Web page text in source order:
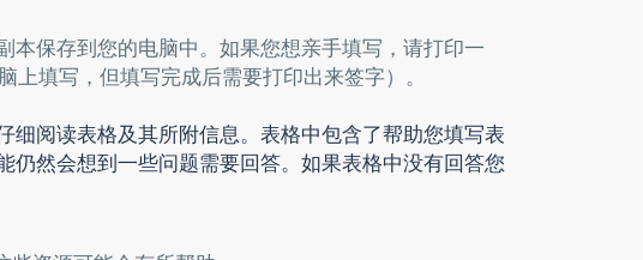
本保存到您的电脑中。如果您想亲手填写，请打印一
上填写，但填写完成后需要打印出来签字）。
细阅读表格及其所附信息。表格中包含了帮助您填写表
仍然会想到一些问题需要回答。如果表格中没有回答您